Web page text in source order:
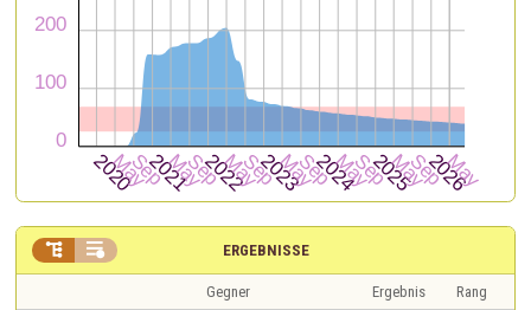
ERGEBNISSE
 
Gegner Ergebnis
Rang